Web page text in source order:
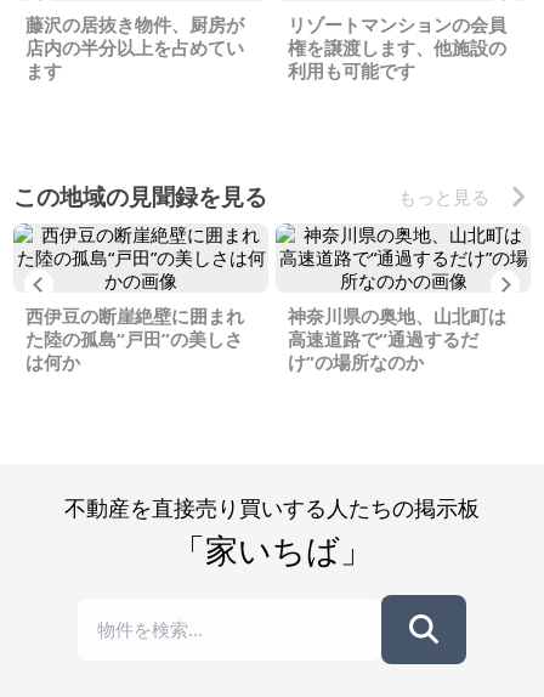
藤沢の居抜き物件、厨房が
店内の半分以上を占めてい
ます
リゾートマンションの会員
権を譲渡します、他施設の
利用も可能です
この地域の見聞録を見る もっと見る
Previous
西伊豆の断崖絶壁に囲まれ
た陸の孤島“戸田”の美しさ
は何か
神奈川県の奥地、山北町は
高速道路で“通過するだ
け”の場所なのか
不動産を直接売り買いする人たちの掲示板
「家いちば」